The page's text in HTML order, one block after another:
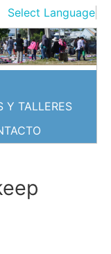
Select Language
Y TALLERES